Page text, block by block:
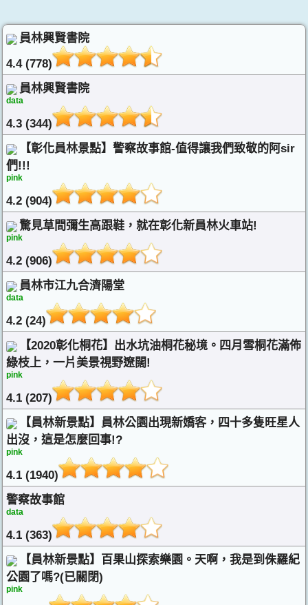
員林興賢書院
4.4 (778)
員林興賢書院
data
4.3 (344)
【彰化員林景點】警察故事館-值得讓我們致敬的阿sir
們!!!
pink
4.2 (904)
驚見草間彌生高跟鞋，就在彰化新員林火車站!
pink
4.2 (906)
員林市江九合濟陽堂
data
4.2 (24)
【2020彰化桐花】出水坑油桐花秘境。四月雪桐花滿佈
綠枝上，一片美景視野遼闊!
pink
4.1 (207)
【員林新景點】員林公園出現新嬌客，四十多隻旺星人
出沒，這是怎麼回事!?
pink
4.1 (1940)
警察故事館
data
4.1 (363)
【員林新景點】百果山探索樂園。天啊，我是到侏羅紀
公園了嗎?(已關閉)
pink